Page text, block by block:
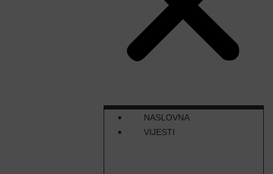
NASLOVNA
VIJESTI